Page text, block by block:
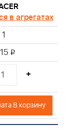
в агрегатах
1
i
+
В корзину